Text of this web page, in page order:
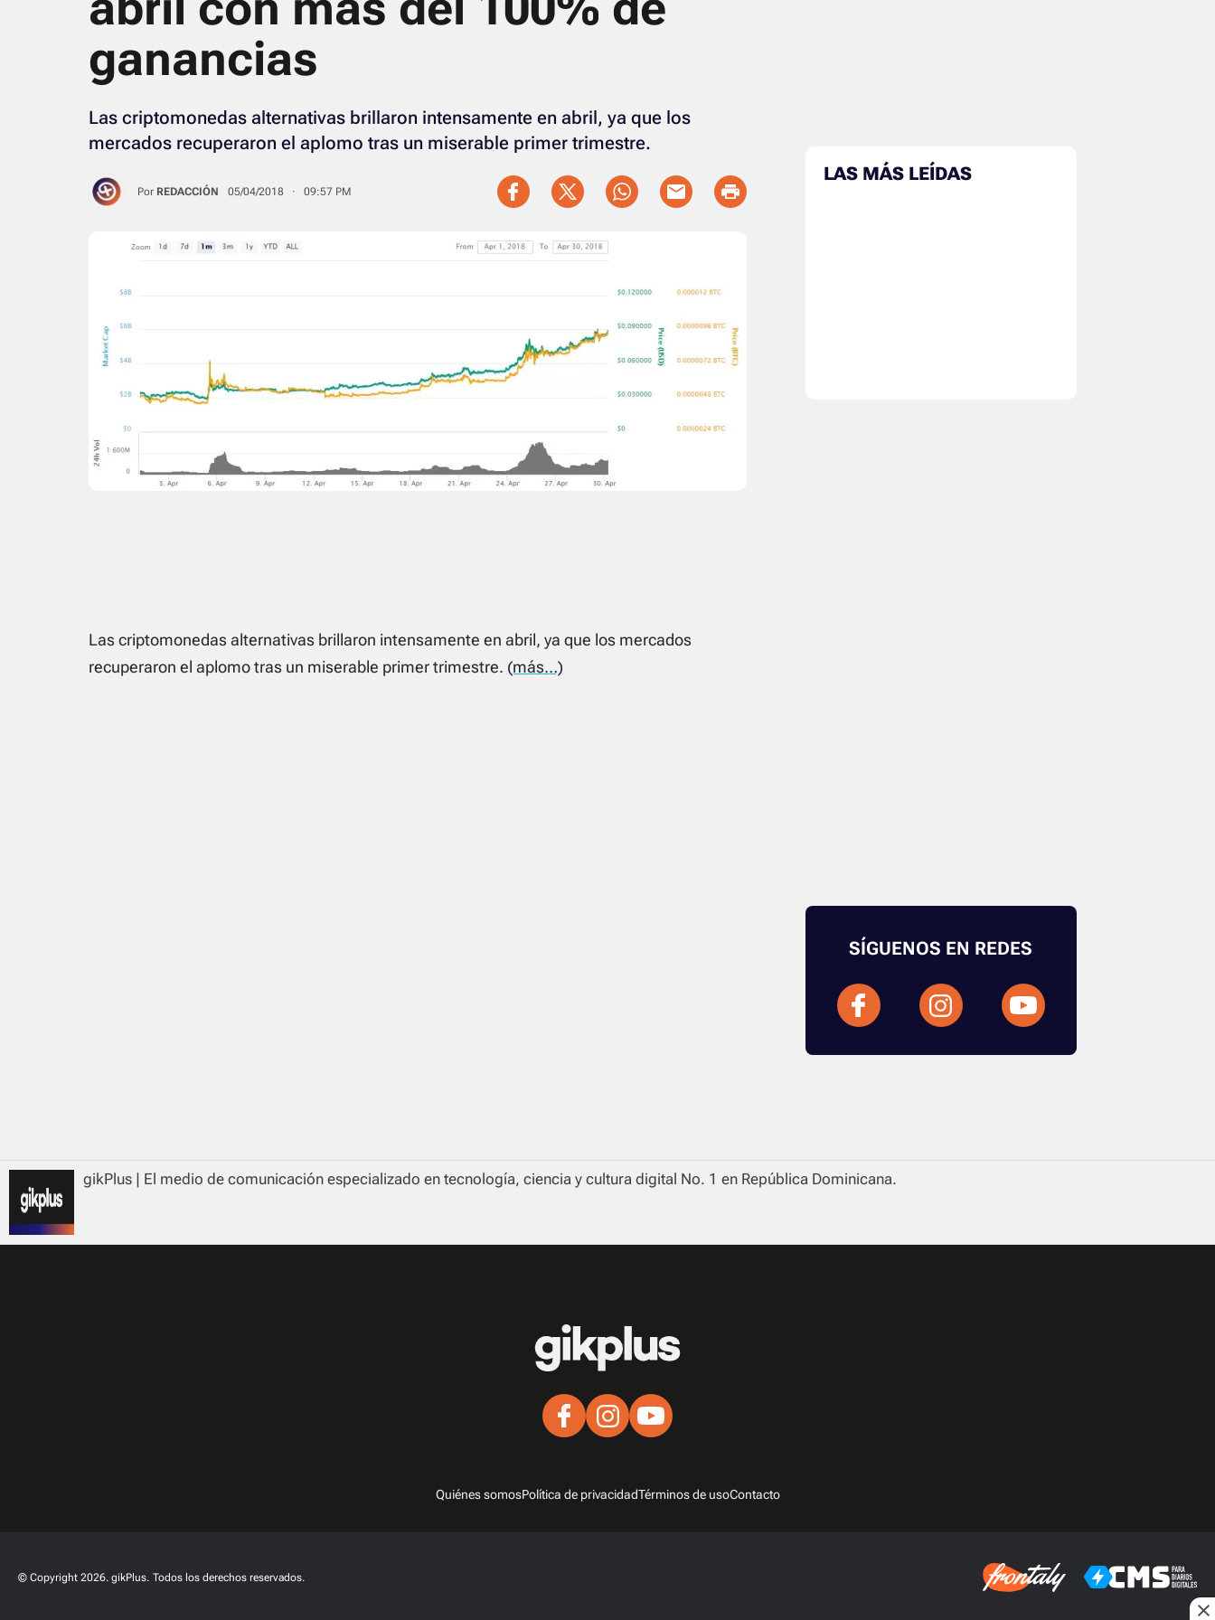
ganancias
Las criptomonedas alternativas brillaron intensamente en abril, ya que los
mercados recuperaron el aplomo tras un miserable primer trimestre.
Por REDACCIÓN 05/04/2018 · 09:57 PM
Las criptomonedas alternativas brillaron intensamente en abril, ya que los mercados
recuperaron el aplomo tras un miserable primer trimestre. (más…)
LAS MÁS LEÍDAS
SÍGUENOS EN REDES
gikPlus | El medio de comunicación especializado en tecnología, ciencia y cultura digital No. 1 en República Dominicana.
Quiénes somosPolítica de privacidadTérminos de usoContacto
© Copyright 2026. gikPlus. Todos los derechos reservados.